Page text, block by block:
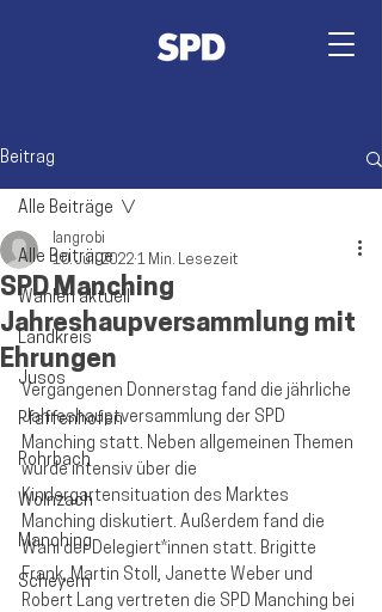
Beitrag
Alle Beiträge
Wahlen aktuell
Landkreis
Jusos
Pfaffenhofen
Rohrbach
Wolnzach
Manching
Scheyern
Alle Beiträge
SPD Manching
Jahreshaupversammlung mit
Ehrungen
langrobi
10. Juli 2022 1 Min. Lesezeit
Vergangenen Donnerstag fand die jährliche
Jahreshauptversammlung der SPD
Manching statt. Neben allgemeinen Themen
wurde intensiv über die
Kindergartensituation des Marktes
Manching diskutiert. Außerdem fand die
Wahl der Delegiert*innen statt. Brigitte
Frank, Martin Stoll, Janette Weber und
Robert Lang vertreten die SPD Manching bei